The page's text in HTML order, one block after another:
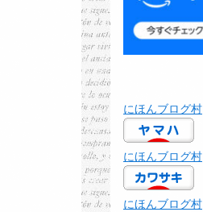
にほんブログ村
にほんブログ村
にほんブログ村